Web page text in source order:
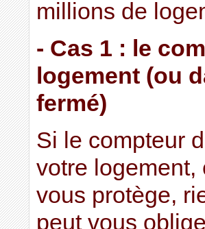
millions de
- Cas 1 : le
logement (ou
fermé)
Si le compteur
votre logement,
vous protège,
peut vous